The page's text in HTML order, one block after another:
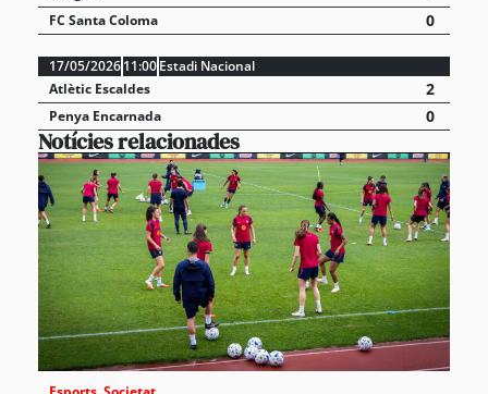
FC Santa Coloma 0
17/05/202611:00Estadi Nacional
Atlètic Escaldes
2
Penya Encarnada 0
Notícies relacionades